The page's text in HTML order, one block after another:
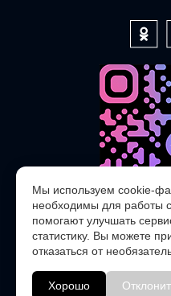
Мы используем cookie-
необходимы для работы
помогают улучшать
статистику. Вы можете
отказаться от
Хорошо